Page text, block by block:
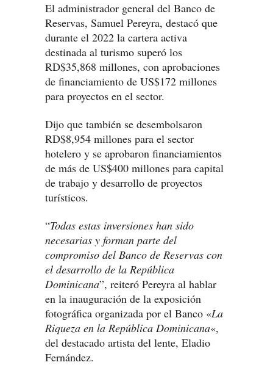
El administrador general del Banco de
Reservas, Samuel Pereyra, destacó que
durante el 2022 la cartera activa
destinada al turismo superó los
RD$35,868 millones, con aprobaciones
de financiamiento de US$172 millones
para proyectos en el sector.
Dijo que también se desembolsaron
RD$8,954 millones para el sector
hotelero y se aprobaron financiamientos
de más de US$400 millones para capital
de trabajo y desarrollo de proyectos
turísticos.
“Todas estas inversiones han sido
necesarias y forman parte del
compromiso del Banco de Reservas con
el desarrollo de la República
Dominicana”, reiteró Pereyra al hablar
en la inauguración de la exposición
fotográfica organizada por el Banco «La
Riqueza en la República Dominicana«,
del destacado artista del lente, Eladio
Fernández.